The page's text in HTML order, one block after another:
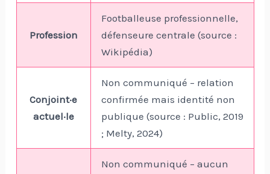
Profession
Footballeuse professionnelle,
défenseure centrale (source :
Wikipédia)
Conjoint·e
actuel·le
Non communiqué – relation
confirmée mais identité non
publique (source : Public, 2019
; Melty, 2024)
Non communiqué – aucun